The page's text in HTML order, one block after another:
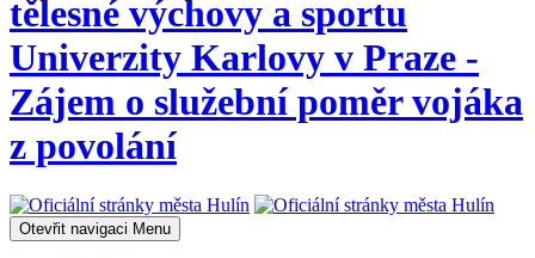
tělesné výchovy a sportu
Univerzity Karlovy v Praze -
Zájem o služební poměr vojáka
z povolání
Otevřit navigaci Menu